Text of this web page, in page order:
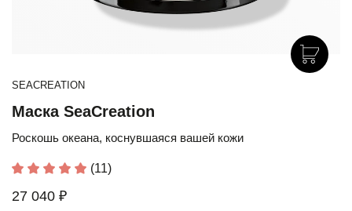
SEACREATION
Маска SeaCreation
Роскошь океана, коснувшаяся вашей кожи
(11)
27 040 ₽